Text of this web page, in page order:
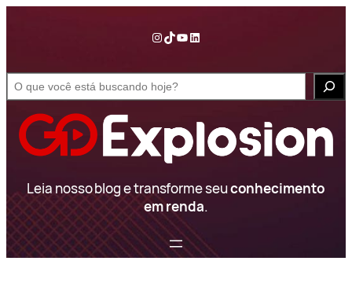
conteúdo
InstagramTikTok YouTube LinkedIn
e
Leia nosso blog e transforme seuconhecimento
em renda.